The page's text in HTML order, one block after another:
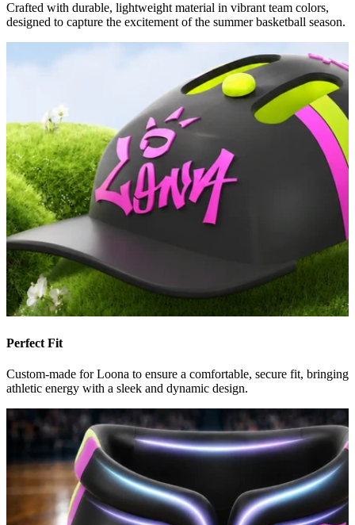
Crafted with durable, lightweight material in vibrant team colors,
designed to capture the excitement of the summer basketball season.
Perfect Fit
Custom-made for Loona to ensure a comfortable, secure fit, bringing
athletic energy with a sleek and dynamic design.